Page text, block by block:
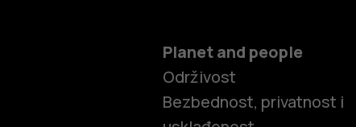
Planet and people
Održivost
Bezbednost, privatnost i